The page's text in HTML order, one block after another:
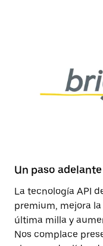
Un paso
La tecnología API
premium, mejora
última milla y
Nos complace